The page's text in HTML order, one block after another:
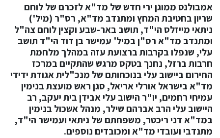
אמבולנס ממוגן ירי חדש של מד"א לזכרם של לוחם
שריון בחטיבת המחץ ומתנדב מד"א, רס"ר (מיל')
ניתאי מייזלס הי"ד, תושב באר-שבע וקצין לוחם צה"ל
ומתנדב מד"א רס"ן במיל' עמישר בן דוד הי"ד תושב
עלי, שנפלו בקרבות ברצועת עזה במהלך מלחמת
חרבות ברזל, נחנך בטקס מרגש שהתקיים במרכז
החירום ביישוב עלי בנוכחותם של מנכ"לית אגודת ידידי
מד"א בישראל אורלי אריאל, סגן ראש מועצת בנימין
עמיחי רחמים, יו"ר הישוב עלי אבידן בית יעקב, רב
היישוב עלי הרב אברהם שילר, מנהל אשכול בנימין
במד"א דני ריכטר, משפחתם של ניתאי ועמישר הי"ד,
מתנדבי ועובדי מד"א ומכובדים נוספים.